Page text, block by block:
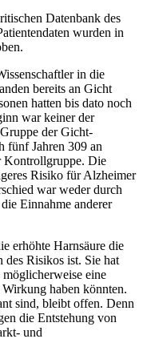
Datenbank des
wurden in
in die
bereits an Gicht
hatten bis dato noch
war keiner der
der Gicht-
fünf Jahren 309 an
Kontrollgruppe. Die
Risiko für Alzheimer
war weder durch
Einnahme anderer
erhöhte Harnsäure die
Risikos ist. Sie hat
eine
haben könnten.
sind, bleibt offen. Denn
die Entstehung von
und